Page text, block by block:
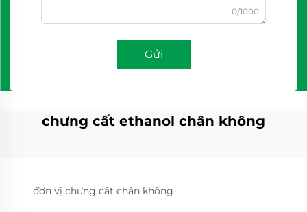
0/1000
Gửi
chưng cất ethanol chân không
đơn vị chưng cất chân không